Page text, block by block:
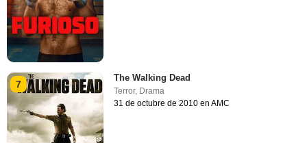
7
The Walking Dead
Terror, Drama
31 de octubre de 2010 en AMC